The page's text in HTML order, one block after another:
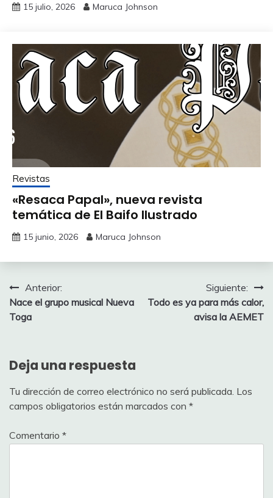
15 julio, 2026 Maruca Johnson
Revistas
«Resaca Papal», nueva revista
temática de El Baifo Ilustrado
15 junio, 2026 Maruca Johnson
Navegación
de
Anterior:
Nace el grupo musical Nueva
Toga
Siguiente:
Todo es ya para más calor,
avisa la AEMET
Deja una respuesta
Tu dirección de correo electrónico no será publicada. Los
campos obligatorios están marcados con *
Comentario *